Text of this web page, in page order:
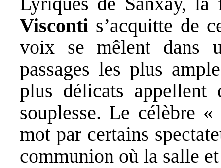
Visconti s’acquitte de
voix se mêlent dans
passages les plus
plus délicats appellent
souplesse. Le célèbre «
mot par certains
communion où la salle